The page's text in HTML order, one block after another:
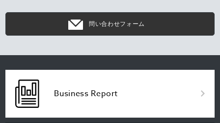
問い合わせフォーム
Business Report